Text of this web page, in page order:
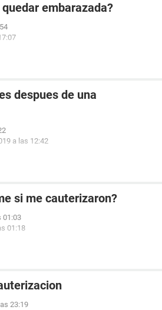
embarazada?
despues de una
a las 12:42
si me cauterizaron?
01:03
01:18
23:19